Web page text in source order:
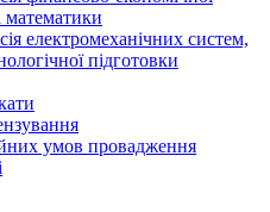
математики
електромеханічних систем,
підготовки
умов провадження